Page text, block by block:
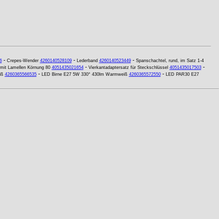
- Crepes-Wender 4260140528109- Lederband 4260140523449- Spanschachtel, rund, im Satz 1-4
Lamellen Körnung 80 4051435021654- Vierkantadaptersatz für Steckschlüssel 4051435017503-
4260365566535- LED Birne E27 5W 330° 430lm Warmweiß 4260365572550- LED PAR30 E27